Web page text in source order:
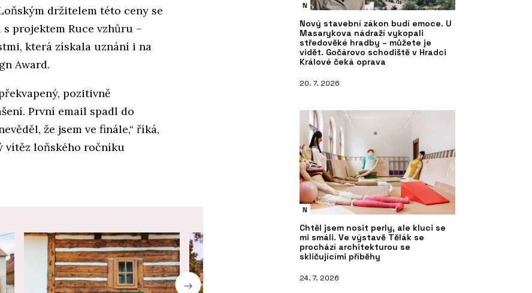
držitelem této ceny se
projektem Ruce vzhůru –
která získala uznání i na
Award.
pozitivně
První email spadl do
že jsem ve finále,“ říká,
vítěz loňského ročníku
N
Nový stavební zákon budí emoce. U
Masarykova nádraží vykopali
středověké hradby – můžete je
vidět. Gočárovo schodiště v Hradci
Králové čeká oprava
20. 7. 2026
N
Chtěl jsem nosit perly, ale kluci se
mi smáli. Ve výstavě Tělák se
prochází architekturou se
skličujícími příběhy
24. 7. 2026